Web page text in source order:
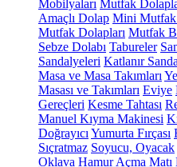
Mobilyaları Mutfak
Amaçlı Dolap Mini Mutfak
Mutfak Dolapları Mutfak
Sebze Dolabı Tabureler
Sandalyeleri Katlanır
Masa ve Masa Takımları
Masası ve Takımları Eviye
Gereçleri Kesme Tahtası
Manuel Kıyma Makinesi
Doğrayıcı Yumurta Fırçası
Sıçratmaz Soyucu, Oyacak
Oklava Hamur Açma Matı